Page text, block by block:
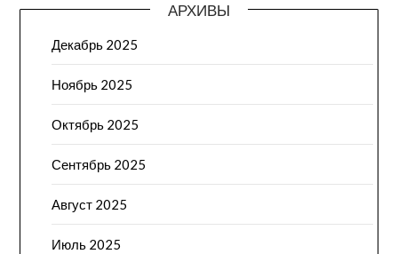
АРХИВЫ
Декабрь 2025
Ноябрь 2025
Октябрь 2025
Сентябрь 2025
Август 2025
Июль 2025